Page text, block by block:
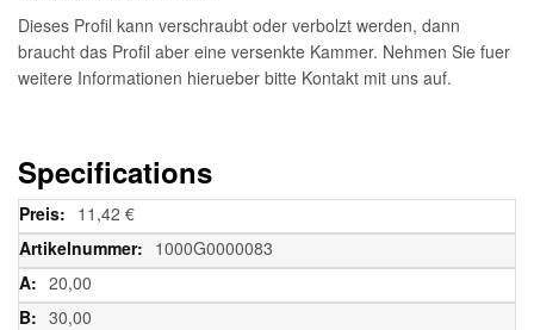
Dieses Profil kann verschraubt oder verbolzt werden, dann
braucht das Profil aber eine versenkte Kammer. Nehmen Sie fuer
weitere Informationen hierueber bitte Kontakt mit uns auf.
Specifications
Weitere
Informationen
11,42 €
1000G0000083
20,00
30,00